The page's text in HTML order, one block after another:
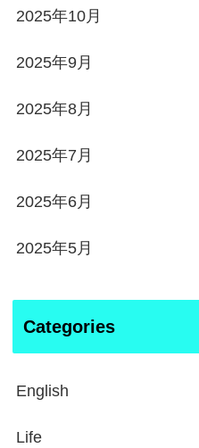
2025年10月
2025年9月
2025年8月
2025年7月
2025年6月
2025年5月
Categories
English
Life